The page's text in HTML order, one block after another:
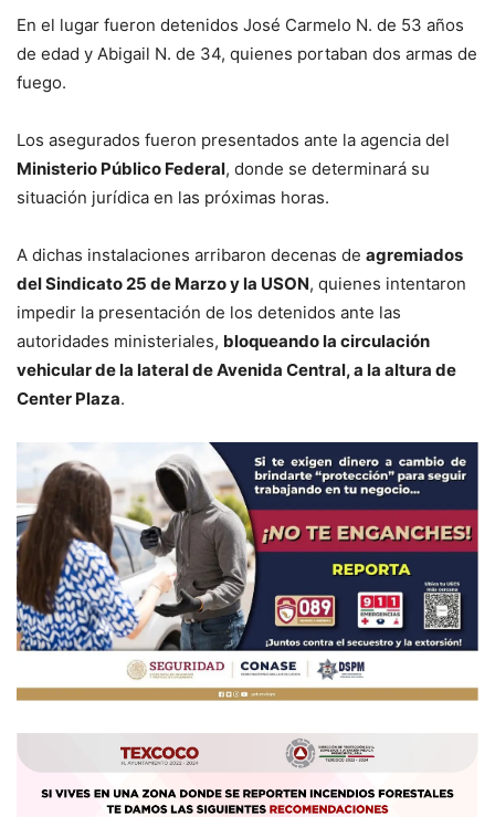
En el lugar fueron detenidos José Carmelo N. de 53 años
de edad y Abigail N. de 34, quienes portaban dos armas de
fuego.
Los asegurados fueron presentados ante la agencia del
Ministerio Público Federal, donde se determinará su
situación jurídica en las próximas horas.
A dichas instalaciones arribaron decenas de agremiados
del Sindicato 25 de Marzo y la USON, quienes intentaron
impedir la presentación de los detenidos ante las
autoridades ministeriales, bloqueando la circulación
vehicular de la lateral de Avenida Central, a la altura de
Center Plaza.